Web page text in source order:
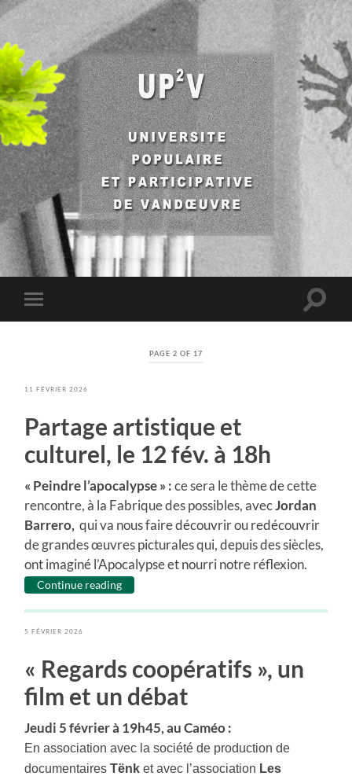
UP2V
Toggle
mobile
Toggle
PAGE 2 OF 17
11 FÉVRIER 2026
Partage artistique et
culturel, le 12 fév. à 18h
« Peindre l’apocalypse » :ce sera le thème de cette
rencontre, à la Fabrique des possibles, avecJordan
Barrero,qui va nous faire découvrir ou redécouvrir
de grandes œuvres picturales qui, depuis des siècles,
ont imaginé l’Apocalypse et nourri notre réflexion.
Continue reading
5 FÉVRIER 2026
« Regards coopératifs », un
film et un débat
Jeudi 5 février à 19h45, au Caméo :
En association avec la société de production de
documentairesTënk et avec l’association Les